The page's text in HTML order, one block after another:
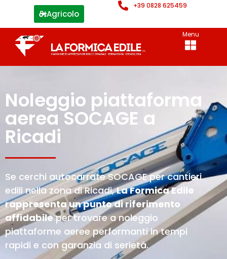
Agricolo
+39 0828 625459
Menu
Noleggio piattaforma
aerea SOCAGE a
Ricadi
Se cerchi autocarrate SOCAGE per cantieri
edili nella zona di Ricadi,La Formica Edile
rappresenta un punto di riferimento
affidabileper trovare a noleggio
piattaforme aeree performanti in tempi
rapidi e con garanzia di serietà.